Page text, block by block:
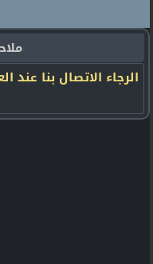
الرجاء الاتصال بنا عند